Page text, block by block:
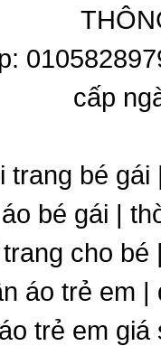
cấp
trang bé gái
bé gái |
cho
áo trẻ em
trẻ em